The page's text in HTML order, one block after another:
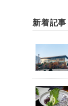
新着記事